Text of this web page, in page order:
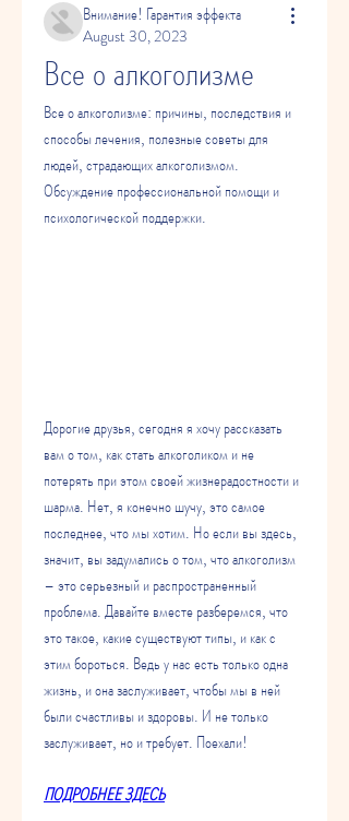
Внимание! Гарантия эффекта
August 30, 2023
Все о алкоголизме
Все о алкоголизме: причины, последствия и
способы лечения, полезные советы для
людей, страдающих алкоголизмом.
Обсуждение профессиональной помощи и
психологической поддержки.
Дорогие друзья, сегодня я хочу рассказать
вам о том, как стать алкоголиком и не
потерять при этом своей жизнерадостности и
шарма. Нет, я конечно шучу, это самое
последнее, что мы хотим. Но если вы здесь,
значит, вы задумались о том, что алкоголизм
– это серьезный и распространенный
проблема. Давайте вместе разберемся, что
это такое, какие существуют типы, и как с
этим бороться. Ведь у нас есть только одна
жизнь, и она заслуживает, чтобы мы в ней
были счастливы и здоровы. И не только
заслуживает, но и требует. Поехали!
ПОДРОБНЕЕ ЗДЕСЬ